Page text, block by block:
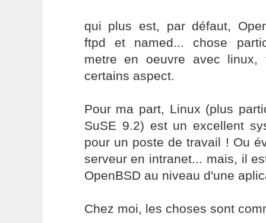
qui plus est, par défaut,
ftpd et named... chose
metre en oeuvre avec linux,
certains aspect.
Pour ma part, Linux (plus
SuSE 9.2) est un excellent
pour un poste de travail ! Ou
serveur en intranet... mais, il
OpenBSD au niveau d'une
Chez moi, les choses sont